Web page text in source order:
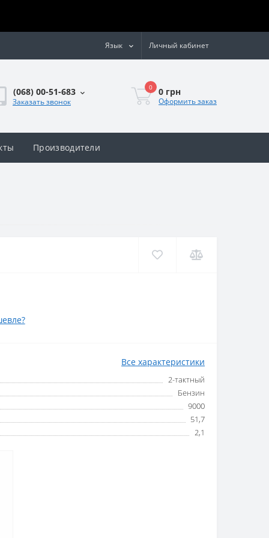
Язык Личный кабинет
(068) 00-51-683
Заказать звонок
0 0 грн
Оформить заказ
Производители
Все характеристики
2-тактный
Бензин
9000
51,7
2,1